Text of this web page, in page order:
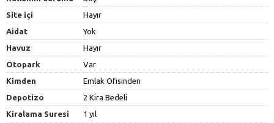
Site içi
Hayır
Aidat
Yok
Havuz
Hayır
Otopark
Var
Kimden
Emlak Ofisinden
Depotizo
2 Kira Bedeli
Kiralama Suresi
1 yıl